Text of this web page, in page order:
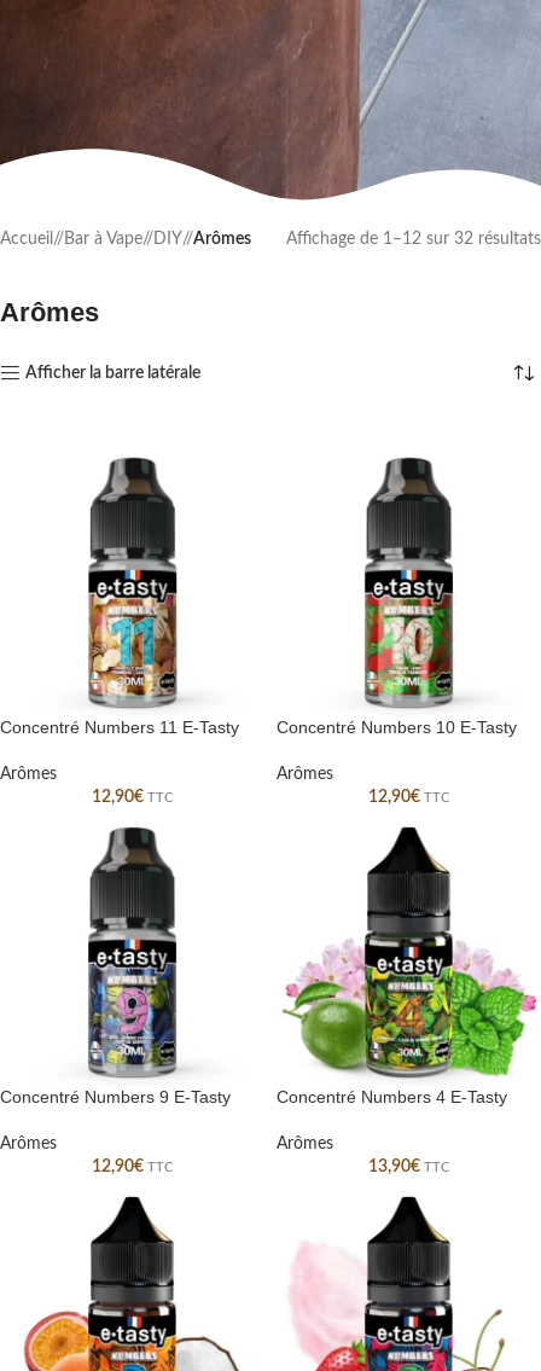
Accueil / Bar à Vape/ DIY/ Arômes Affichage de 1–12 sur 32 résultats
Arômes
Afficher la barre latérale
Concentré Numbers 11 E-Tasty
Arômes
12,90€ TTC
Concentré Numbers 10 E-Tasty
Arômes
12,90€ TTC
Concentré Numbers 9 E-Tasty
Arômes
12,90€ TTC
Concentré Numbers 4 E-Tasty
Arômes
13,90€ TTC